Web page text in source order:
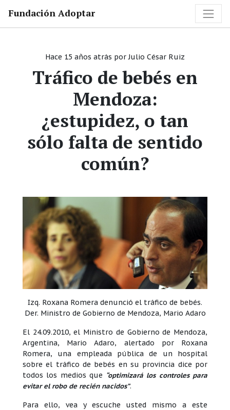
Fundación Adoptar
Hace 15 años atrás porJulio César Ruiz
Tráfico de bebés en
Mendoza:
¿estupidez, o tan
sólo falta de sentido
común?
Izq. Roxana Romera denunció el tráfico de bebés.
Der. Ministro de Gobierno de Mendoza, Mario Adaro
El 24.09.2010, el Ministro de Gobierno de Mendoza,
Argentina, Mario Adaro, alertado por Roxana
Romera, una empleada pública de un hospital
sobre el tráfico de bebés en su provincia dice por
todos los medios que “optimizará los controles para
evitar el robo de recién nacidos”.
Para ello, vea y escuche usted mismo a este